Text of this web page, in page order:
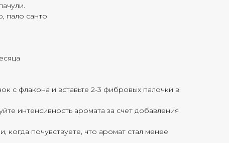
пало санто
с флакона и вставьте 2-3 фибровых палочки в
интенсивность аромата за счет добавления
когда почувствуете, что аромат стал менее